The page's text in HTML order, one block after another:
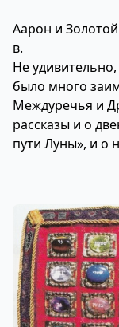
Аарон и
в.
Не
было много
Междуречья и
рассказы и о
пути Луны», и о